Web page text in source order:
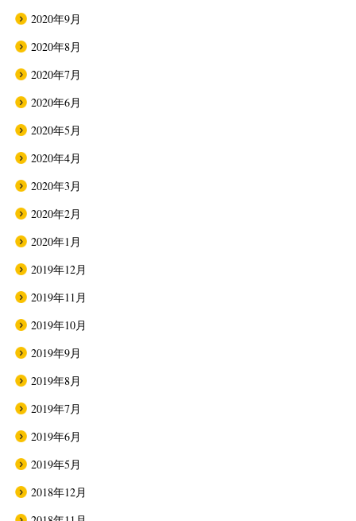
2020年9月
2020年8月
2020年7月
2020年6月
2020年5月
2020年4月
2020年3月
2020年2月
2020年1月
2019年12月
2019年11月
2019年10月
2019年9月
2019年8月
2019年7月
2019年6月
2019年5月
2018年12月